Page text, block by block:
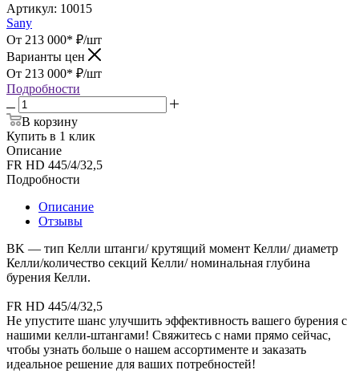
Артикул: 10015
Sany
От 213 000* ₽/шт
Варианты цен
От 213 000* ₽/шт
Подробности
В корзину
Купить в 1 клик
Описание
FR HD 445/4/32,5
Подробности
Описание
Отзывы
BK — тип Келли штанги/ крутящий момент Келли/ диаметр
Келли/количество секций Келли/ номинальная глубина
бурения Келли.
FR HD 445/4/32,5
Не упустите шанс улучшить эффективность вашего бурения с
нашими келли-штангами! Свяжитесь с нами прямо сейчас,
чтобы узнать больше о нашем ассортименте и заказать
идеальное решение для ваших потребностей!